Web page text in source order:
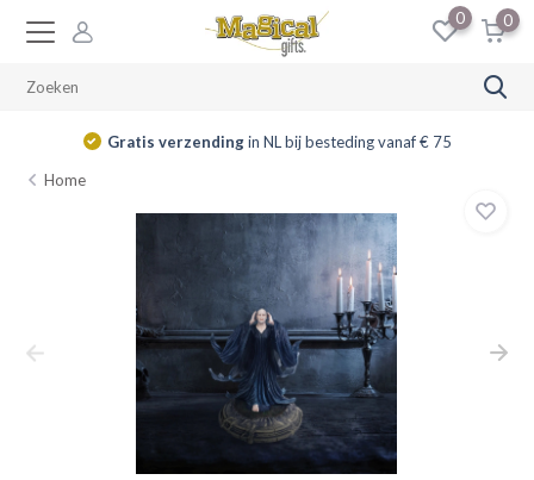
0 0
Gratis verzendingin NL bij besteding vanaf € 75
Home